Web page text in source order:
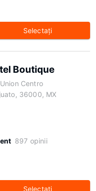
Selectaţi
Boutique
Centro
36000, MX
897 opinii
Selectaţi